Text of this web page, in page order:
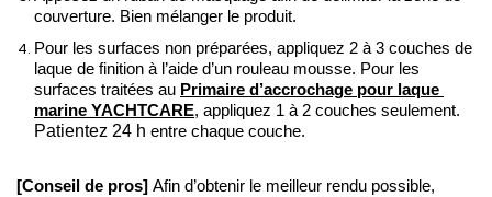
couverture. Bien mélanger le produit.
Pour les surfaces non préparées, appliquez 2 à 3 couches de
laque de finition à l’aide d’un rouleau mousse. Pour les
surfaces traitées au Primaire d’accrochage pour laque
marine YACHTCARE
Patientez 24 h entre chaque couche.
[Conseil de pros] Afin d’obtenir le meilleur rendu possible,